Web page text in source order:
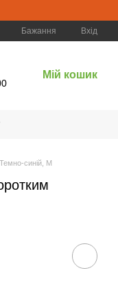
Бажання Вхід
Мій кошик
синій, М